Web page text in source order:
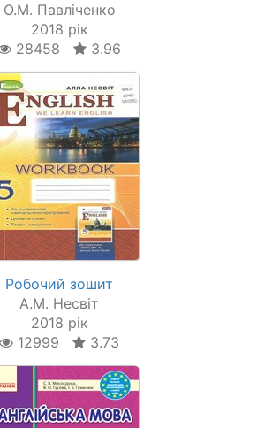
О.М. Павліченко
2018 рік
28458
3.96
Робочий зошит
А.М. Несвіт
2018 рік
12999
3.73